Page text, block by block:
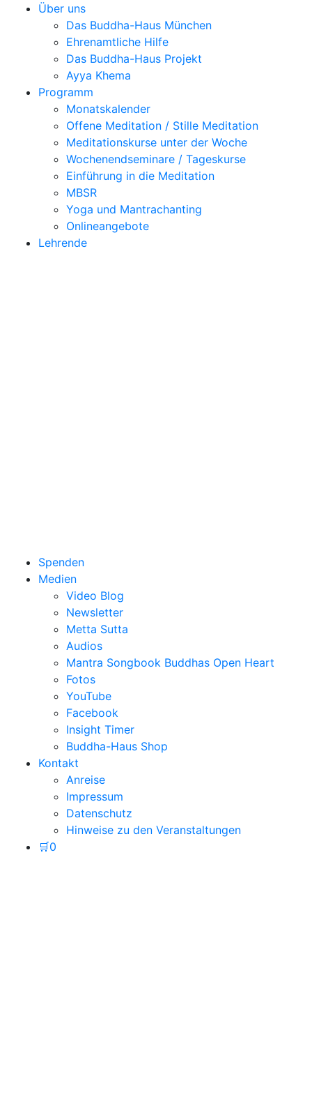
Über uns
Das Buddha-Haus München
Ehrenamtliche Hilfe
Das Buddha-Haus Projekt
Ayya Khema
Programm
Monatskalender
Offene Meditation / Stille Meditation
Meditationskurse unter der Woche
Wochenendseminare / Tageskurse
Einführung in die Meditation
MBSR
Yoga und Mantrachanting
Onlineangebote
Lehrende
Spenden
Medien
Video Blog
Newsletter
Metta Sutta
Audios
Mantra Songbook Buddhas Open Heart
Fotos
YouTube
Facebook
Insight Timer
Buddha-Haus Shop
Kontakt
Anreise
Impressum
Datenschutz
Hinweise zu den Veranstaltungen
🛒0